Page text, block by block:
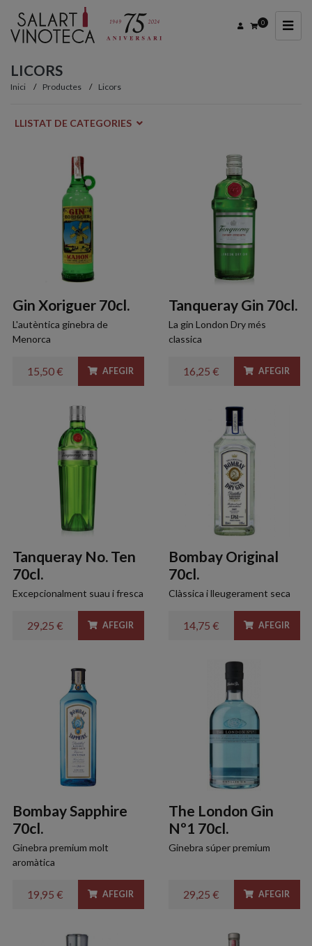
0
LICORS
Inici Productes Licors
LLISTAT DE CATEGORIES
Gin Xoriguer 70cl.
L'autèntica ginebra de
Menorca
15,50 € AFEGIR
Tanqueray Gin 70cl.
La gin London Dry més
classica
16,25 € AFEGIR
Tanqueray No. Ten
70cl.
Excepcionalment suau i fresca
29,25 € AFEGIR
Bombay Original
70cl.
Clàssica i lleugerament seca
14,75 € AFEGIR
Bombay Sapphire
70cl.
Ginebra premium molt
aromàtica
19,95 € AFEGIR
The London Gin
Nº1 70cl.
Ginebra súper premium
29,25 € AFEGIR